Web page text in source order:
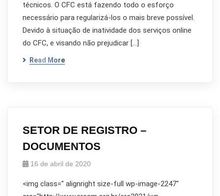
técnicos. O CFC está fazendo todo o esforço
necessário para regularizá-los o mais breve possível.
Devido à situação de inatividade dos serviços online
do CFC, e visando não prejudicar […]
Read More
SETOR DE REGISTRO –
DOCUMENTOS
16 de abril de 2020
<img class=" alignright size-full wp-image-2247"